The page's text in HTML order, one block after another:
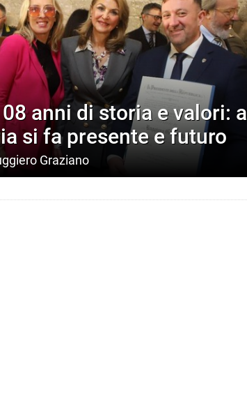
anni di storia e valori: a
si fa presente e futuro
Graziano